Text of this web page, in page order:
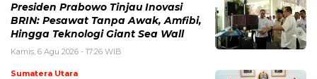
Presiden Prabowo Tinjau Inovasi
BRIN: Pesawat Tanpa Awak, Amfibi,
Hingga Teknologi Giant Sea Wall
Kamis, 6 Agu 2026 - 17:26 WIB
Sumatera Utara